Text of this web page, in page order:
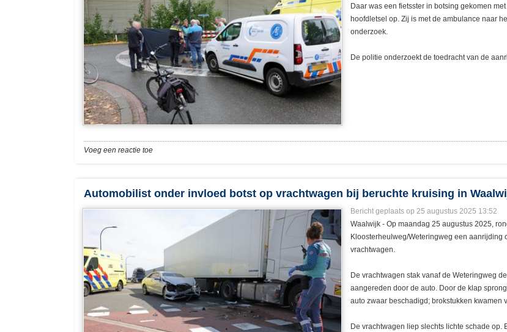
Daar was een fietsster in botsing gekomen
hoofdletsel op. Zij is met de ambulance naar
onderzoek.
De politie onderzoekt de toedracht van de
Voeg een reactie toe
Automobilist onder invloed botst op vrachtwagen bij beruchte kruising in
Bericht geplaats op 25 augustus 2025 13:52
Waalwijk - Op maandag 25 augustus 2025,
Kloosterheulweg/Weteringweg een aanrijding
vrachtwagen.
De vrachtwagen stak vanaf de Weteringweg
aangereden door de auto. Door de klap
auto zwaar beschadigd; brokstukken kwamen
De vrachtwagen liep slechts lichte schade